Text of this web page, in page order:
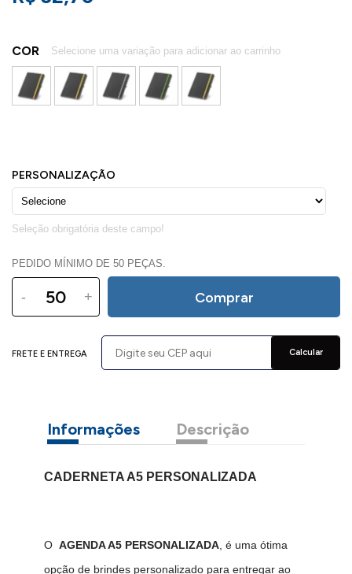
COR
PEDIDO MÍNIMO DE 50 PEÇAS.
- + Comprar
FRETE E ENTREGA Calcular
Informações Descrição
CADERNETA A5 PERSONALIZADA
O AGENDA A5 PERSONALIZADA, é uma ótima
opção de brindes personalizado para entregar ao